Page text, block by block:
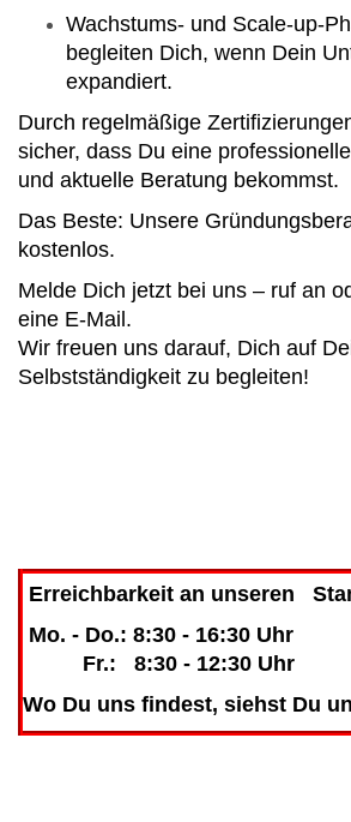
Wachstums- und Scale-up-
begleiten Dich, wenn Dein
expandiert.
Durch regelmäßige
sicher, dass Du eine
und aktuelle Beratung bekommst.
Das Beste: Unsere
kostenlos.
Melde Dich jetzt bei uns – ruf an
eine E-Mail.
Wir freuen uns darauf, Dich auf
Selbstständigkeit zu begleiten!
Erreichbarkeit an unseren
Mo. - Do.: 8:30 - 16:30 Uhr
Fr.: 8:30 - 12:30 Uhr
Wo Du uns findest, siehst Du